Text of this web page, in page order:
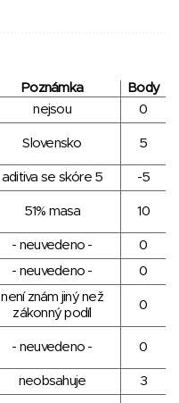
Poznámka
Body
nejsou
0
Slovensko 5
aditiva se skóre 5
-5
51% masa 10
- neuvedeno -
0
- neuvedeno - 0
není znám jiný než
zákonný podíl
0
- neuvedeno - 0
neobsahuje
3